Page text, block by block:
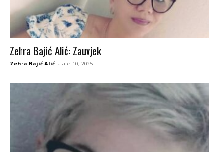
Zehra Bajić Alić: Zauvjek
Zehra Bajić Alić - apr 10, 2025